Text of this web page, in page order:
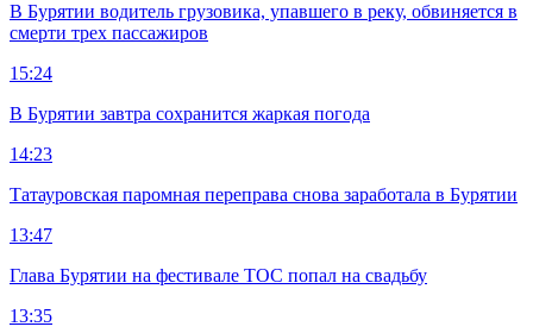
В Бурятии водитель грузовика, упавшего в реку, обвиняется в
смерти трех пассажиров
15:24
В Бурятии завтра сохранится жаркая погода
14:23
Татауровская паромная переправа снова заработала в Бурятии
13:47
Глава Бурятии на фестивале ТОС попал на свадьбу
13:35